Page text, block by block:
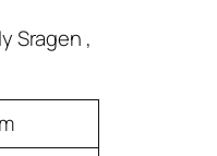
Sragen ,